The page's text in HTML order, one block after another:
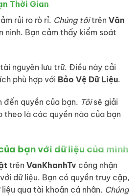
Thời Gian
rủi ro rò rỉ. Chúng tôitrên Văn
ninh. Bạn cảm thấy kiểm soát
nguyên lưu trữ. Điều này cải
phù hợp với Bảo Vệ Dữ Liệu.
đến quyền của bạn. Tôisẽ giải
theo là các quyền nào của bạn
bạn với dữ liệu của mình
trên VanKhanhTv công nhận
dữ liệu. Bạn có quyền truy cập,
qua tài khoản cá nhân. Chúng